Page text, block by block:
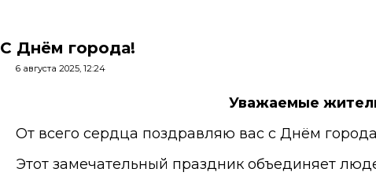
С Днём города!
6 августа 2025, 12:24
Уважаемые
От всего сердца поздравляю вас с Днём
Этот замечательный праздник объединяет